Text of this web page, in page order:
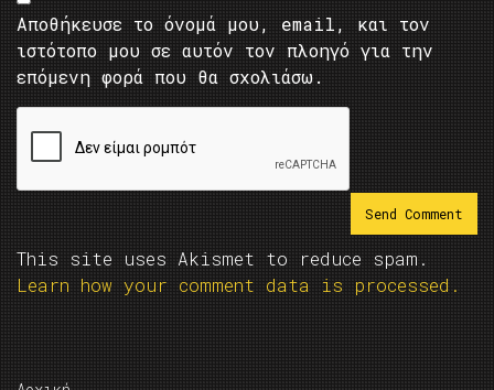
Αποθήκευσε το όνομά μου, email, και τον
ιστότοπο μου σε αυτόν τον πλοηγό για την
επόμενη φορά που θα σχολιάσω.
This site uses Akismet to reduce spam.
Learn how your comment data is processed.